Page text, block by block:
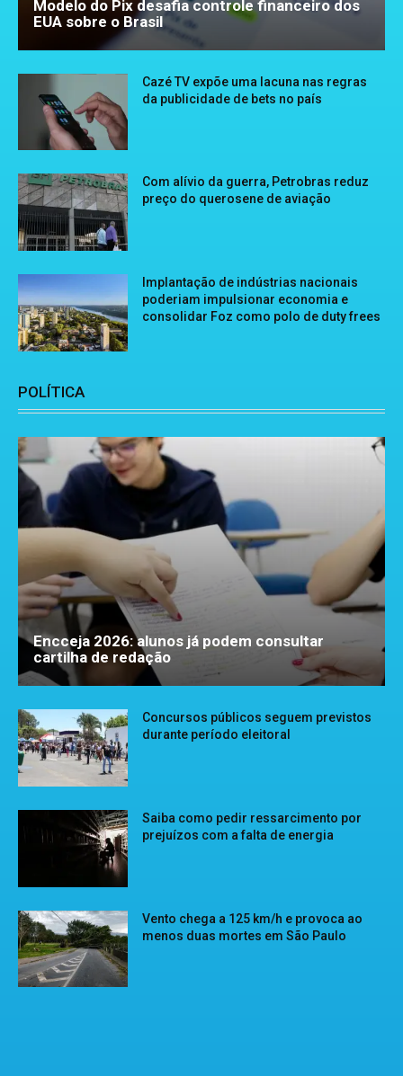
Modelo do Pix desafia controle financeiro dos
EUA sobre o Brasil
Cazé TV expõe uma lacuna nas regras
da publicidade de bets no país
Com alívio da guerra, Petrobras reduz
preço do querosene de aviação
Implantação de indústrias nacionais
poderiam impulsionar economia e
consolidar Foz como polo de duty frees
POLÍTICA
Encceja 2026: alunos já podem consultar
cartilha de redação
Concursos públicos seguem previstos
durante período eleitoral
Saiba como pedir ressarcimento por
prejuízos com a falta de energia
Vento chega a 125 km/h e provoca ao
menos duas mortes em São Paulo